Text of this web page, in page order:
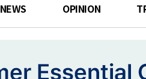
search
NEWS OPINION